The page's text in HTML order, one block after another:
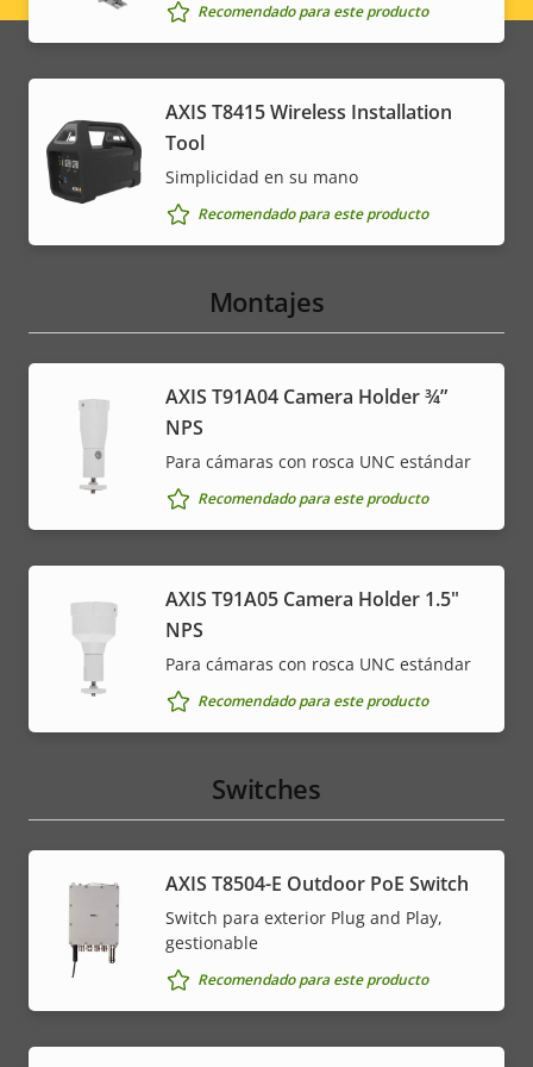
Recomendado para este producto
AXIS T8415 Wireless Installation
Tool
Simplicidad en su mano
Recomendado para este producto
Montajes
AXIS T91A04 Camera Holder ¾”
NPS
Para cámaras con rosca UNC estándar
Recomendado para este producto
AXIS T91A05 Camera Holder 1.5"
NPS
Para cámaras con rosca UNC estándar
Recomendado para este producto
Switches
AXIS T8504-E Outdoor PoE Switch
Switch para exterior Plug and Play,
gestionable
Recomendado para este producto
menu